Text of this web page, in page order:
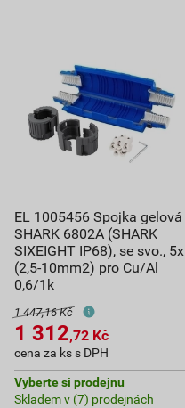
EL 1005456 Spojka gelová
SHARK 6802A (SHARK
SIXEIGHT IP68), se svo., 5x
(2,5-10mm2) pro Cu/Al
0,6/1k
1 447,16 Kč
1 312,72 Kč
cena za ks s DPH
Vyberte si prodejnu
Skladem v (7) prodejnách